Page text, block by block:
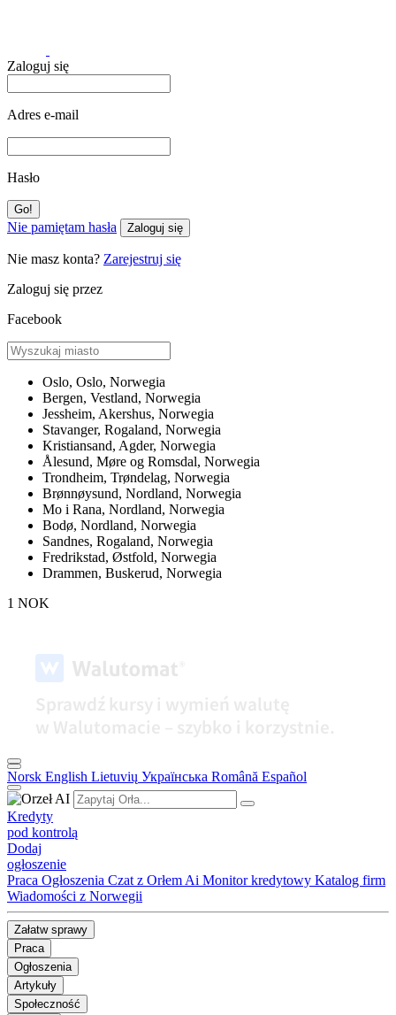
Zaloguj się
Adres e-mail
Hasło
Nie pamiętam hasła Zaloguj się
Nie masz konta? Zarejestruj się
Zaloguj się przez
Facebook
Oslo, Oslo, Norwegia
Bergen, Vestland, Norwegia
Jessheim, Akershus, Norwegia
Stavanger, Rogaland, Norwegia
Kristiansand, Agder, Norwegia
Ålesund, Møre og Romsdal, Norwegia
Trondheim, Trøndelag, Norwegia
Brønnøysund, Nordland, Norwegia
Mo i Rana, Nordland, Norwegia
Bodø, Nordland, Norwegia
Sandnes, Rogaland, Norwegia
Fredrikstad, Østfold, Norwegia
Drammen, Buskerud, Norwegia
1 NOK
Norsk English Lietuvių Українська Română Español
Kredyty
pod kontrolą
Dodaj
ogłoszenie
Praca Ogłoszenia Czat z Orłem Ai Monitor kredytowy Katalog firm
Wiadomości z Norwegii
Załatw sprawy
Praca
Ogłoszenia
Artykuły
Społeczność